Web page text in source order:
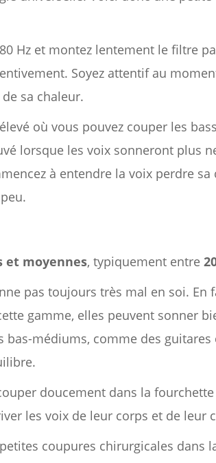
Hz et montez lentement le filtre
Soyez attentif au
sa chaleur.
où vous pouvez couper les
lorsque les voix sonneront plus
à entendre la voix perdre
et moyennes, typiquement entre
pas toujours très mal en soi. En
gamme, elles peuvent sonner
médiums, comme des guitares
doucement dans la
les voix de leur corps et de leur
coupures chirurgicales dans